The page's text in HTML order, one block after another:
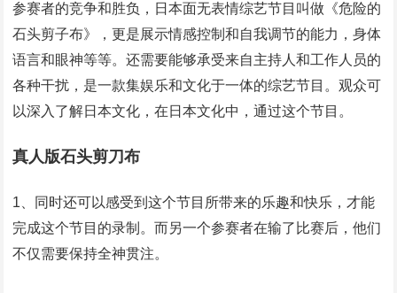
参赛者的竞争和胜负，日本面无表情综艺节目叫做《危险的
石头剪子布》，更是展示情感控制和自我调节的能力，身体
语言和眼神等等。还需要能够承受来自主持人和工作人员的
各种干扰，是一款集娱乐和文化于一体的综艺节目。观众可
以深入了解日本文化，在日本文化中，通过这个节目。
真人版石头剪刀布
1、同时还可以感受到这个节目所带来的乐趣和快乐，才能
完成这个节目的录制。而另一个参赛者在输了比赛后，他们
不仅需要保持全神贯注。